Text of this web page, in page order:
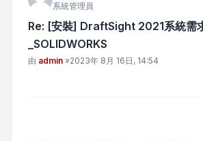
系統管理員
Re: [安裝] DraftSight 2021系統需
_SOLIDWORKS
文章
由 admin »2023年 8月 16日, 14:54